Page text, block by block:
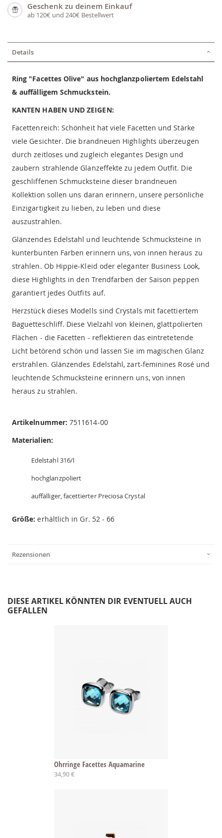
Geschenk zu deinem Einkauf
ab 120€ und 240€ Bestellwert
Details
Ring "Facettes Olive" aus hochglanzpoliertem Edelstahl
& auffälligem Schmuckstein.
KANTEN HABEN UND ZEIGEN:
Facettenreich: Schönheit hat viele Facetten und Stärke
viele Gesichter. Die brandneuen Highlights überzeugen
durch zeitloses und zugleich elegantes Design und
zaubern strahlende Glanzeffekte zu jedem Outfit. Die
geschliffenen Schmucksteine dieser brandneuen
Kollektion sollen uns daran erinnern, unsere persönliche
Einzigartigkeit zu lieben, zu leben und diese
auszustrahlen.
Glänzendes Edelstahl und leuchtende Schmucksteine in
kunterbunten Farben erinnern uns, von innen heraus zu
strahlen. Ob Hippie-Kleid oder eleganter Business Look,
diese Highlights in den Trendfarben der Saison peppen
garantiert jedes Outfits auf.
Herzstück dieses Modells sind Crystals mit facettiertem
Baguetteschliff. Diese Vielzahl von kleinen, glattpolierten
Flächen - die Facetten - reflektieren das eintretetende
Licht betörend schön und lassen Sie im magischen Glanz
erstrahlen. Glänzendes Edelstahl, zart-feminines Rosé und
leuchtende Schmucksteine erinnern uns, von innen
heraus zu strahlen.
Artikelnummer:7511614-00
Materialien:
Edelstahl 316/l
hochglanzpoliert
auffälliger, facettierter Preciosa Crystal
Größe: erhältlich in Gr. 52 - 66
Rezensionen
DIESE ARTIKEL KÖNNTEN DIR EVENTUELL AUCH
GEFALLEN
Ohrringe Facettes Aquamarine
34,90 €